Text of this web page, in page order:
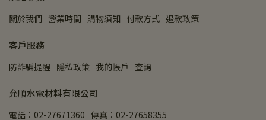
關於我們 營業時間 購物須知 付款方式 退款政策
客戶服務
防詐騙提醒 隱私政策 我的帳戶 查詢
允順水電材料有限公司
電話：02-27671360 傳真：02-27658355